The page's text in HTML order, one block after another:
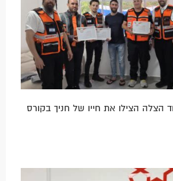
הצלה הצילו את חייו של חניך בקורס